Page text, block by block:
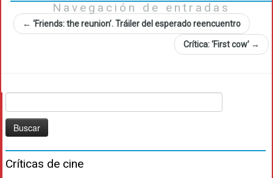
Navegación de entradas
← ‘Friends: the reunion’. Tráiler del esperado reencuentro
Crítica: ‘First cow’ →
Críticas de cine